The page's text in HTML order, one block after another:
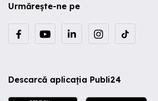
Urmărește-ne pe
Descarcă aplicația Publi24